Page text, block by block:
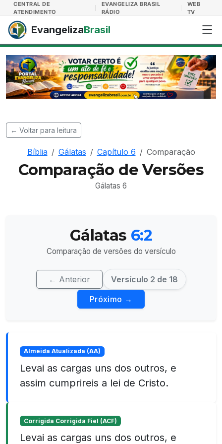
Evangeliza Brasil
CENTRAL DE
ATENDIMENTO
EVANGELIZA BRASIL
RÁDIO
WEB
TV
EvangelizaBrasil
← Voltar para leitura
Bíblia Gálatas Capítulo 6 Comparação
Comparação de Versões
Gálatas 6
Gálatas 6:2
Comparação de versões do versículo
← Anterior
Versículo 2 de 18
Próximo →
Almeida Atualizada (AA)
Levai as cargas uns dos outros, e
assim cumprireis a lei de Cristo.
Corrigida Corrigida Fiel (ACF)
Levai as cargas uns dos outros, e